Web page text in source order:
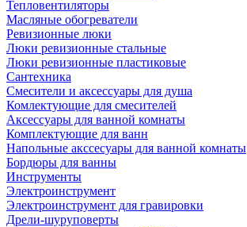
Тепловентиляторы
Масляные обогреватели
Ревизионные люки
Люки ревизионные стальные
Люки ревизионные пластиковые
Сантехника
Смесители и аксессуары для душа
Комлектующие для смесителей
Аксессуары для ванной комнаты
Комплектующие для ванн
Напольные акссесуары для ванной комнаты
Бордюры для ванны
Инструменты
Электроинструмент
Электроинструмент для гравировки
Дрели-шуруповерты